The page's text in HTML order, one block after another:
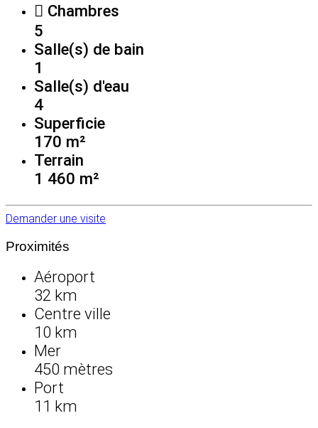
Chambres
5
Salle(s) de bain
1
Salle(s) d'eau
4
Superficie
170 m²
Terrain
1 460 m²
Demander une visite
Proximités
Aéroport
32 km
Centre ville
10 km
Mer
450 mètres
Port
11 km